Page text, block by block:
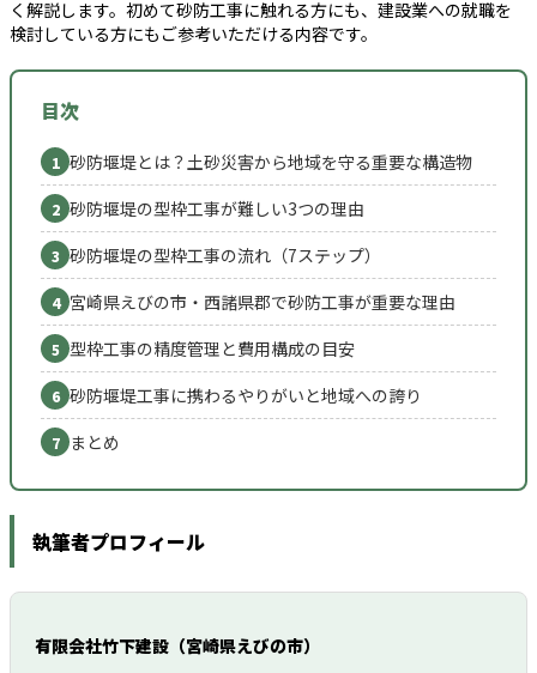
く解説します。初めて砂防工事に触れる方にも、建設業への就職を
検討している方にもご参考いただける内容です。
目次
1 砂防堰堤とは？土砂災害から地域を守る重要な構造物
2 砂防堰堤の型枠工事が難しい3つの理由
3 砂防堰堤の型枠工事の流れ（7ステップ）
4 宮崎県えびの市・西諸県郡で砂防工事が重要な理由
5 型枠工事の精度管理と費用構成の目安
6 砂防堰堤工事に携わるやりがいと地域への誇り
7 まとめ
執筆者プロフィール
有限会社竹下建設（宮崎県えびの市）